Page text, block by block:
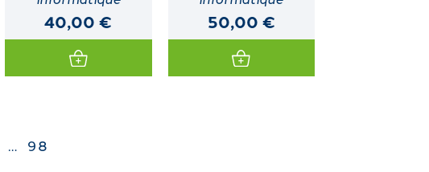
40,00 € 50,00 €
… 98